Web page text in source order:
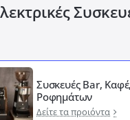
Συσκευές Bar, Καφέ,
Ροφημάτων
Δείτε τα προιόντα